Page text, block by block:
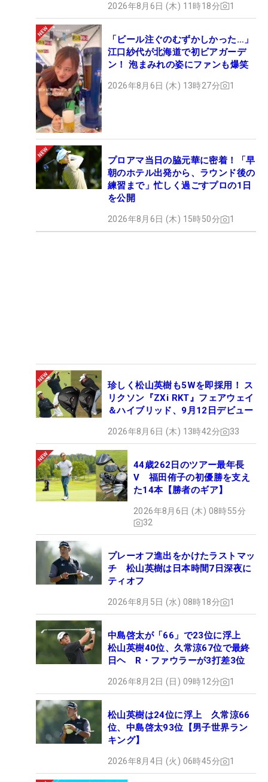
2026年8月6日 (木) 11時18分 1
「ビール注ぐのむずかしかった…」
江口紗代が北海道で初ビアガーデ
ン！ 泡まみれの姿にファンも爆笑
2026年8月6日 (木) 13時27分 1
プロアマ当日の脇元華に密着！「早
朝のホテル出発から、ラウンド後の
練習まで」忙しく過ごすプロの1日
を公開
2026年8月6日 (木) 15時50分 1
珍しく松山英樹も5Wを即採用！ ス
リクソン『ZXi RKT』フェアウェイ
＆ハイブリッド、9月12日デビュー
2026年8月6日 (木) 13時42分 33
44歳262日のツアー最年長
V 福田侑子の初優勝を支え
た14本【勝者のギア】
2026年8月6日 (木) 08時55分
32
プレーオフ進出をかけたラストマッ
チ 松山英樹は日本時間7日深夜に
ティオフ
2026年8月5日 (水) 08時18分 1
中島啓太が「66」で23位に浮上
松山英樹40位、久常涼67位で最終
日ヘ R・ファウラーが3打差3位
2026年8月2日 (日) 09時12分 1
松山英樹は24位に浮上 久常涼66
位、中島啓太93位【男子世界ラン
キング】
2026年8月4日 (火) 06時45分 1